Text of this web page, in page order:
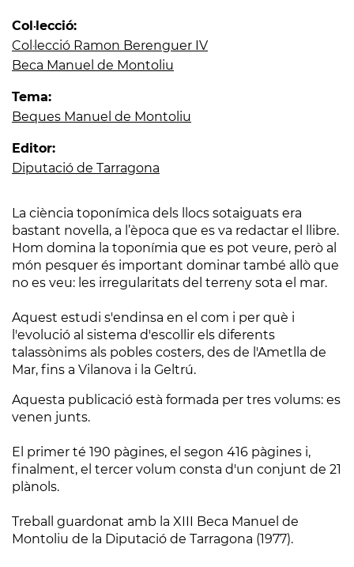
Col·lecció:
Col·lecció Ramon Berenguer IV
Beca Manuel de Montoliu
Tema:
Beques Manuel de Montoliu
Editor:
Diputació de Tarragona
La ciència toponímica dels llocs sotaiguats era
bastant novella, a l’època que es va redactar el llibre.
Hom domina la toponímia que es pot veure, però al
món pesquer és important dominar també allò que
no es veu: les irregularitats del terreny sota el mar.
Aquest estudi s'endinsa en el com i per què i
l'evolució al sistema d'escollir els diferents
talassònims als pobles costers, des de l'Ametlla de
Mar, fins a Vilanova i la Geltrú.
Aquesta publicació està formada per tres volums: es
venen junts.
El primer té 190 pàgines, el segon 416 pàgines i,
finalment, el tercer volum consta d'un conjunt de 21
plànols.
Treball guardonat amb la XIII Beca Manuel de
Montoliu de la Diputació de Tarragona (1977).